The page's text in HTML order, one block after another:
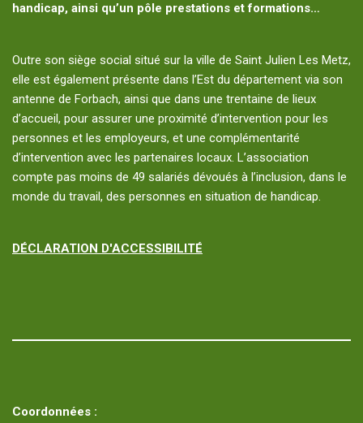
handicap, ainsi qu’un pôle prestations et formations…
Outre son siège social situé sur la ville de Saint Julien Les Metz,
elle est également présente dans l’Est du département via son
antenne de Forbach, ainsi que dans une trentaine de lieux
d’accueil, pour assurer une proximité d’intervention pour les
personnes et les employeurs, et une complémentarité
d’intervention avec les partenaires locaux. L’association
compte pas moins de 49 salariés dévoués à l’inclusion, dans le
monde du travail, des personnes en situation de handicap.
DÉCLARATION D'ACCESSIBILITÉ
Coordonnées :